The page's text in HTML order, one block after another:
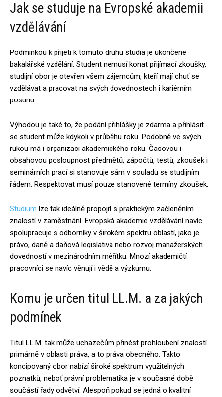
Jak se studuje na Evropské akademii
vzdělávání
Podmínkou k přijetí k tomuto druhu studia je ukončené
bakalářské vzdělání. Student nemusí konat přijímací zkoušky,
studijní obor je otevřen všem zájemcům, kteří mají chuť se
vzdělávat a pracovat na svých dovednostech i kariérním
posunu.
Výhodou je také to, že podání přihlášky je zdarma a přihlásit
se student může kdykoli v průběhu roku. Podobně ve svých
rukou má i organizaci akademického roku. Časovou i
obsahovou posloupnost předmětů, zápočtů, testů, zkoušek i
seminárních prací si stanovuje sám v souladu se studijním
řádem. Respektovat musí pouze stanovené termíny zkoušek.
Studium lze tak ideálně propojit s praktickým začleněním
znalostí v zaměstnání. Evropská akademie vzdělávání navíc
spolupracuje s odborníky v širokém spektru oblastí, jako je
právo, daně a daňová legislativa nebo rozvoj manažerských
dovedností v mezinárodním měřítku. Mnozí akademičtí
pracovníci se navíc věnují i vědě a výzkumu.
Komu je určen titul LL.M. a za jakých
podmínek
Titul LL.M. tak může uchazečům přinést prohloubení znalostí
primárně v oblasti práva, a to práva obecného. Takto
koncipovaný obor nabízí široké spektrum využitelných
poznatků, neboť právní problematika je v současné době
součástí řady odvětví. Alespoň pokud se jedná o kvalitní